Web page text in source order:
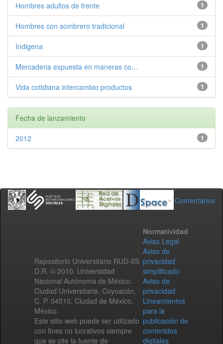
1
Hombres adultos de frente
1
Hombres con sombrero tradicional
1
Indigena
1
Mercaderia expuesta en maneras co...
1
Vida cotidiana intercambio productos
Fecha de lanzamiento
1
2012
Comentarios
Repositorio Universitario RUD-IIS
D.R. © 2010. Universidad
Nacional Autónoma de México.
Ciudad Universitaria, Coyoacán,
C. P. 04510, Ciudad de México,
México.
Este sitio web puede ser utilizado
con fines no lucrativos siempre
que se cite la fuente de
Normatividad
Aviso Legal
Aviso de
privacidad
simplificado
Aviso de
privacidad
Lineamientos
para la
publicación de
contenidos
digitales